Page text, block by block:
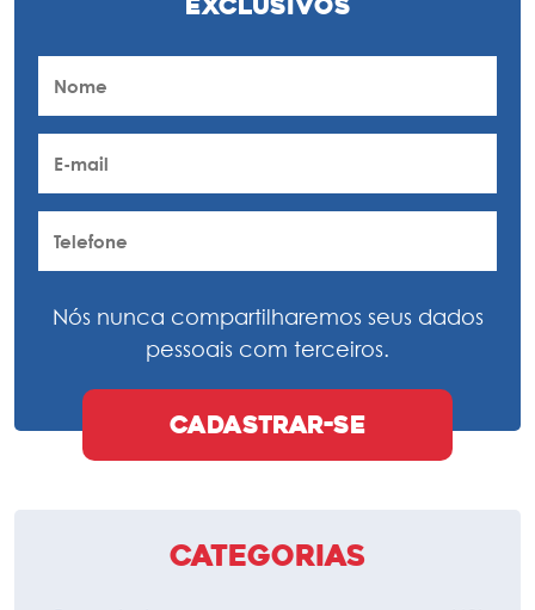
exclusivos
Nós nunca compartilharemos seus dados
pessoais com terceiros.
Categorias